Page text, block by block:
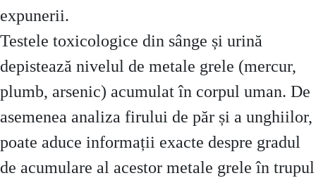
expunerii.
Testele toxicologice din sânge și urină
depistează nivelul de metale grele (mercur,
plumb, arsenic) acumulat în corpul uman. De
asemenea analiza firului de păr și a unghiilor,
poate aduce informații exacte despre gradul
de acumulare al acestor metale grele în trupul